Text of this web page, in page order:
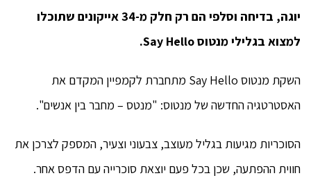
יוגה, בדיחה וסלפי הם רק חלק מ-34 אייקונים שתוכלו
למצוא בגלילי מנטוס Say Hello.
השקת מנטוס Say Hello מתחברת לקמפיין המקדם את
האסטרטגיה החדשה של מנטוס: "מנטס – מחבר בין אנשים".
הסוכריות מגיעות בגליל מעוצב, צבעוני וצעיר, המספק לצרכן את
חווית ההפתעה, שכן בכל פעם יוצאת סוכרייה עם הדפס אחר.